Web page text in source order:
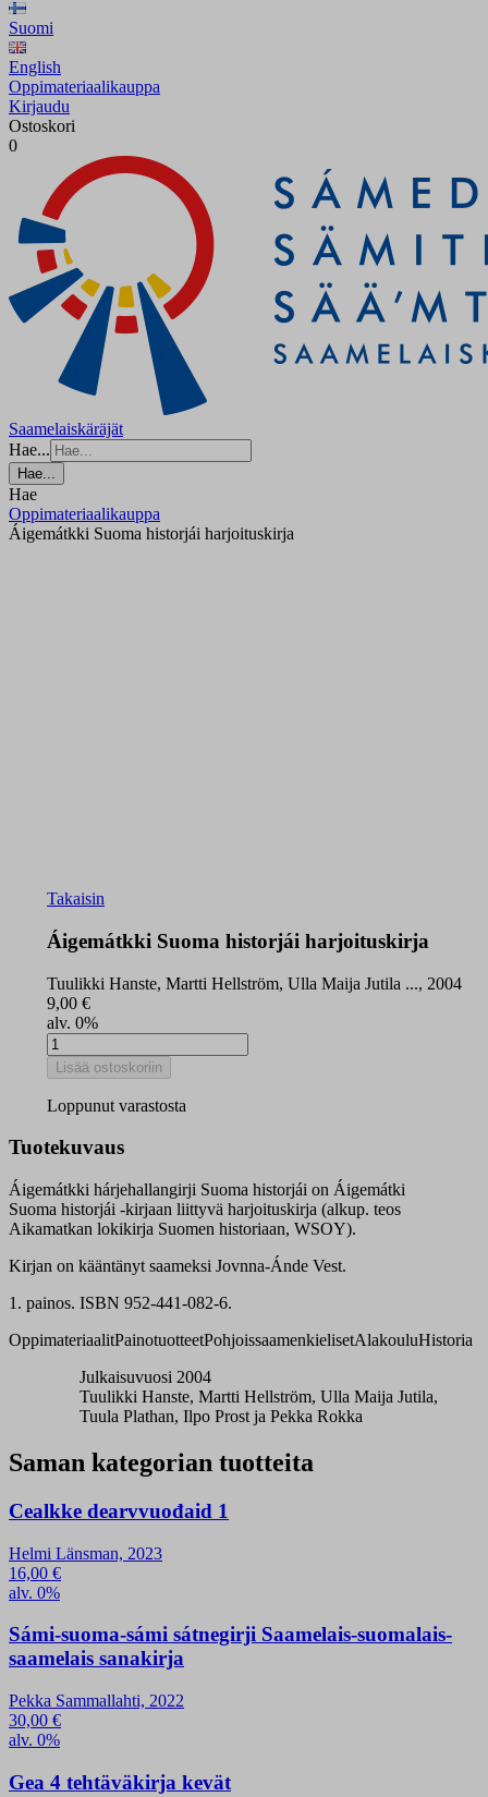
Suomi
English
Oppimateriaalikauppa
Kirjaudu
Ostoskori
0
Saamelaiskäräjät
Hae...
Hae...
Hae
Oppimateriaalikauppa
Áigemátkki Suoma historjái harjoituskirja
Takaisin
Áigemátkki Suoma historjái harjoituskirja
Tuulikki Hanste, Martti Hellström, Ulla Maija Jutila ..., 2004
9,00 €
alv. 0%
Áigemátkki
Suoma
historjái
harjoituskirja
määrä
Lisää ostoskoriin
Loppunut varastosta
Tuotekuvaus
Áigemátkki hárjehallangirji Suoma historjái on Áigemátki
Suoma historjái -kirjaan liittyvä harjoituskirja (alkup. teos
Aikamatkan lokikirja Suomen historiaan, WSOY).
Kirjan on kääntänyt saameksi Jovnna-Ánde Vest.
1. painos. ISBN 952-441-082-6.
OppimateriaalitPainotuotteetPohjoissaamenkielisetAlakouluHistoria
Julkaisuvuosi 2004
Tuulikki Hanste, Martti Hellström, Ulla Maija Jutila,
Tuula Plathan, Ilpo Prost ja Pekka Rokka
Saman kategorian tuotteita
Cealkke dearvvuođaid 1
Helmi Länsman, 2023
16,00 €
alv. 0%
Sámi-suoma-sámi sátnegirji Saamelais-suomalais-
saamelais sanakirja
Pekka Sammallahti, 2022
30,00 €
alv. 0%
Gea 4 tehtäväkirja kevät